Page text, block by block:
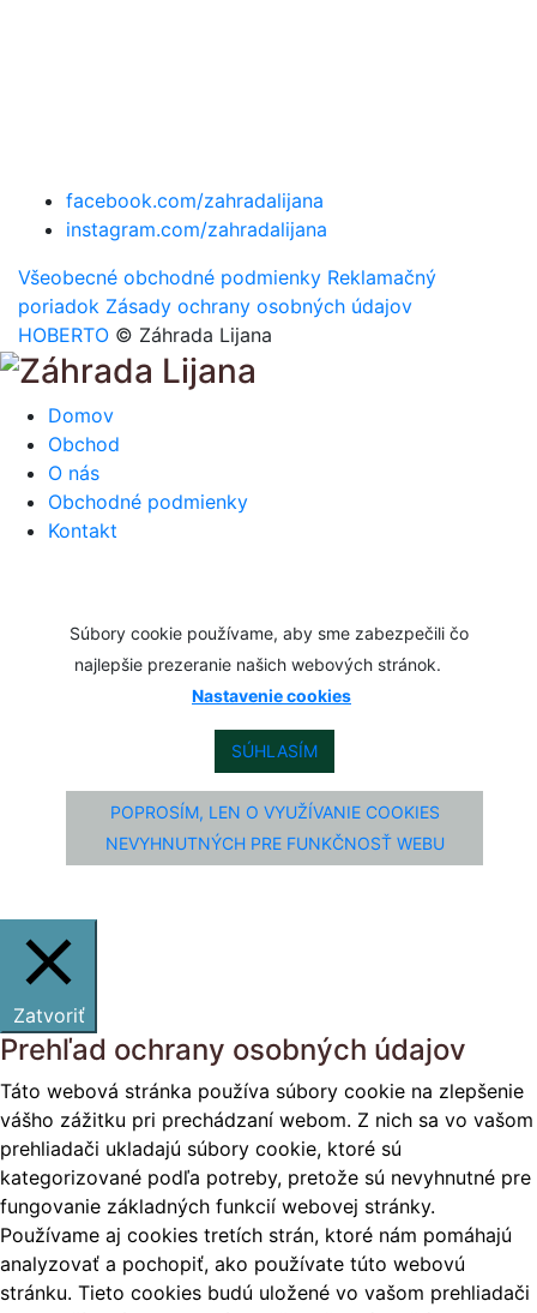
facebook.com/zahradalijana
instagram.com/zahradalijana
Všeobecné obchodné podmienky Reklamačný
poriadok Zásady ochrany osobných údajov
HOBERTO © Záhrada Lijana
Domov
Obchod
O nás
Obchodné podmienky
Kontakt
Súbory cookie používame, aby sme zabezpečili čo
najlepšie prezeranie našich webových stránok.
Nastavenie cookies
SÚHLASÍM
POPROSÍM, LEN O VYUŽÍVANIE COOKIES
NEVYHNUTNÝCH PRE FUNKČNOSŤ WEBU
Zatvoriť
Prehľad ochrany osobných údajov
Táto webová stránka používa súbory cookie na zlepšenie
vášho zážitku pri prechádzaní webom. Z nich sa vo vašom
prehliadači ukladajú súbory cookie, ktoré sú
kategorizované podľa potreby, pretože sú nevyhnutné pre
fungovanie základných funkcií webovej stránky.
Používame aj cookies tretích strán, ktoré nám pomáhajú
analyzovať a pochopiť, ako používate túto webovú
stránku. Tieto cookies budú uložené vo vašom prehliadači